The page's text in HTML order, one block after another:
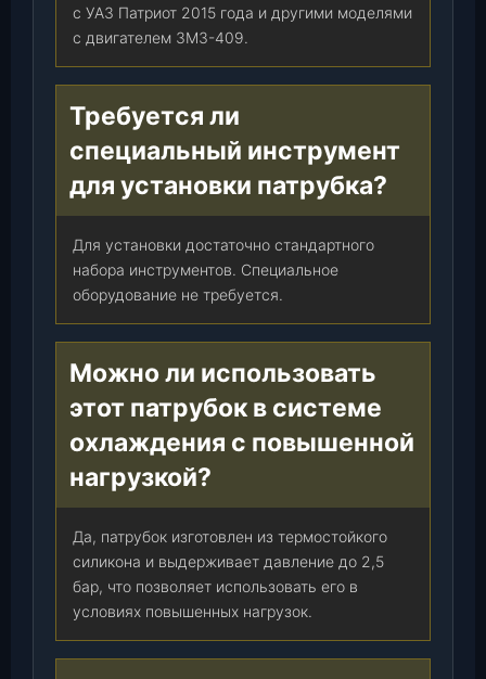
т
.
с УАЗ Патриот 2015 года и другими моделями
с двигателем ЗМЗ-409.
Требуется ли
специальный инструмент
для установки патрубка?
Для установки достаточно стандартного
набора инструментов. Специальное
оборудование не требуется.
Можно ли использовать
этот патрубок в системе
охлаждения с повышенной
нагрузкой?
Да, патрубок изготовлен из термостойкого
силикона и выдерживает давление до 2,5
бар, что позволяет использовать его в
условиях повышенных нагрузок.